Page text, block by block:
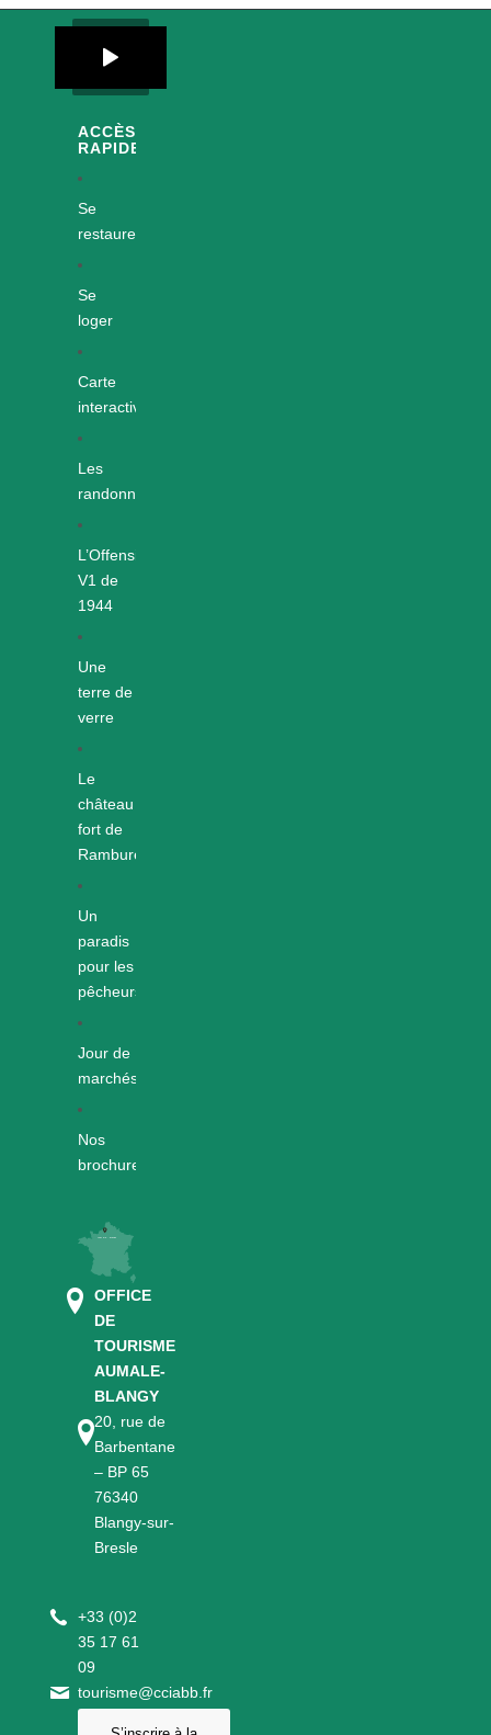
ACCÈS
RAPIDES
Se
restaurer
Se
loger
Carte
interactive
Les
randonnées
L’Offensive
V1 de
1944
Une
terre de
verre
Le
château
fort de
Rambures
Un
paradis
pour les
pêcheurs
Jour de
marchés
Nos
brochures
OFFICE
DE
TOURISME
AUMALE-
BLANGY
20, rue de
Barbentane
– BP 65
76340
Blangy-sur-
Bresle
+33 (0)2
35 17 61
09
tourisme@cciabb.fr